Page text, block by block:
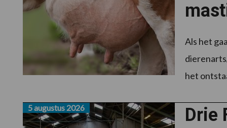
Als het
het
Drie
5 augustus 2026